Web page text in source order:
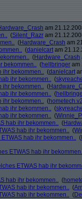
am
(Silent_Razr am
(Hardware_Crash am
(danielcart am
(Hardware_Crash
bekommen.. (hellbringer am
ihr bekommen.. (danielcart
ihr bekommen.. (
ihr bekommen.. (
ihr bekommen.. (
ihr bekommen.. (
ihr bekommen.. (
ihr bekommen.. (
hab ihr bekommen.. (
hab ihr bekommen.. (
hab ihr bekommen.. (
ETWAS hab ihr
ETWAS hab ihr
hab ihr bekommen.. (
hab ihr bekommen.. (
hab ihr bekommen.. (